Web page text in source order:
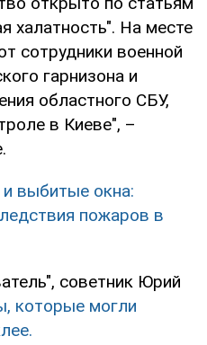
халатность". На месте
сотрудники военной
гарнизона и
областного СБУ,
в Киеве", –
выбитые окна:
пожаров в
советник Юрий
которые могли